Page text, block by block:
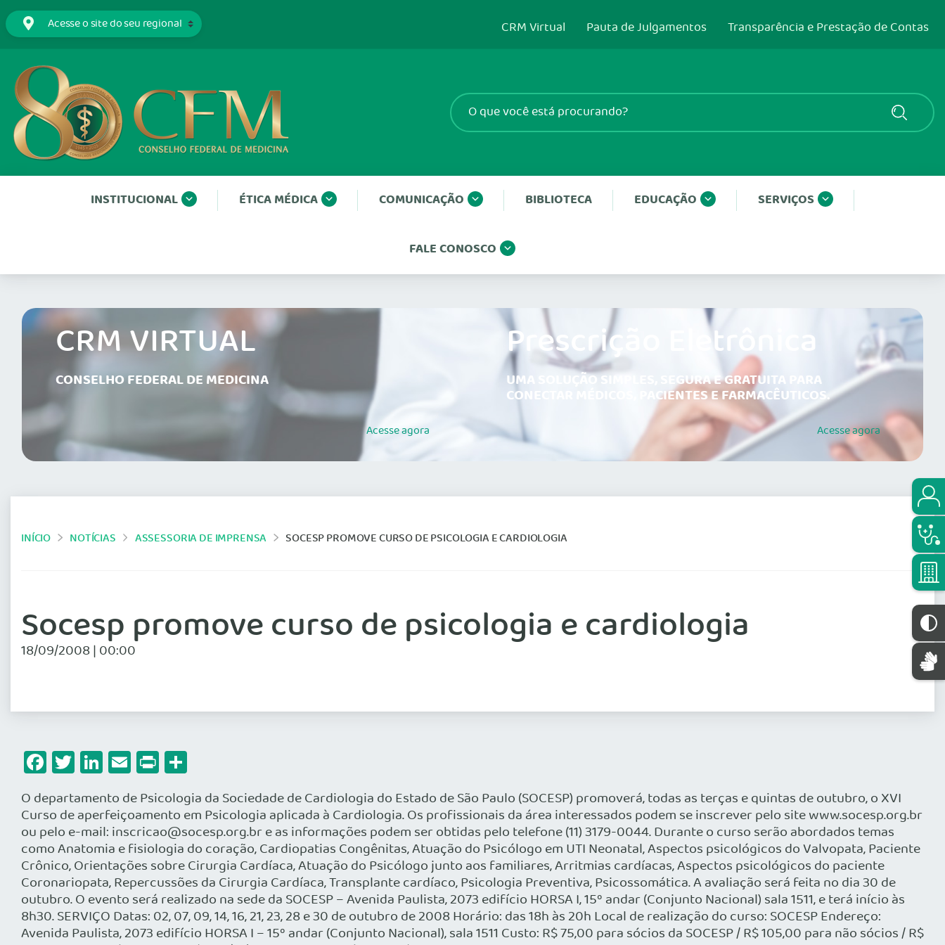
CRM Virtual Pauta de Julgamentos Transparência e Prestação de Contas
INSTITUCIONAL ÉTICA MÉDICA COMUNICAÇÃO BIBLIOTECA EDUCAÇÃO SERVIÇOS
FALE CONOSCO
CRM VIRTUAL
CONSELHO FEDERAL DE MEDICINA
Acesseagora
Prescrição Eletrônica
UMA SOLUÇÃO SIMPLES, SEGURA E GRATUITA PARA
CONECTAR MÉDICOS, PACIENTES E FARMACÊUTICOS.
Acesseagora
INÍCIO NOTÍCIAS ASSESSORIA DE IMPRENSA SOCESP PROMOVE CURSO DE PSICOLOGIA E CARDIOLOGIA
Socesp promove curso de psicologia e cardiologia
18/09/2008 | 00:00
Facebook
Twitter
LinkedIn
Email
Print
O departamento de Psicologia da Sociedade de Cardiologia do Estado de São Paulo (SOCESP) promoverá, todas as terças e quintas de outubro, o XVI
Curso de aperfeiçoamento em Psicologia aplicada à Cardiologia. Os profissionais da área interessados podem se inscrever pelo site www.socesp.org.br
ou pelo e-mail: inscricao@socesp.org.br e as informações podem ser obtidas pelo telefone (11) 3179-0044. Durante o curso serão abordados temas
como Anatomia e fisiologia do coração, Cardiopatias Congênitas, Atuação do Psicólogo em UTI Neonatal, Aspectos psicológicos do Valvopata, Paciente
Crônico, Orientações sobre Cirurgia Cardíaca, Atuação do Psicólogo junto aos familiares, Arritmias cardíacas, Aspectos psicológicos do paciente
Coronariopata, Repercussões da Cirurgia Cardíaca, Transplante cardíaco, Psicologia Preventiva, Psicossomática. A avaliação será feita no dia 30 de
outubro. O evento será realizado na sede da SOCESP – Avenida Paulista, 2073 edifício HORSA I, 15º andar (Conjunto Nacional) sala 1511, e terá início às
8h30. SERVIÇO Datas: 02, 07, 09, 14, 16, 21, 23, 28 e 30 de outubro de 2008 Horário: das 18h às 20h Local de realização do curso: SOCESP Endereço:
Avenida Paulista, 2073 edifício HORSA I – 15º andar (Conjunto Nacional), sala 1511 Custo: R$ 75,00 para sócios da SOCESP / R$ 105,00 para não sócios / R$